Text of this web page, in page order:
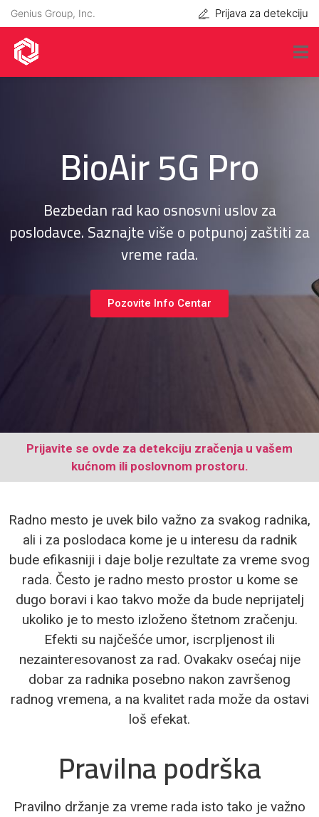
Genius Group, Inc. Prijava za detekciju
BioAir 5G Pro
Bezbedan rad kao osnosvni uslov za
poslodavce. Saznajte više o potpunoj zaštiti za
vreme rada.
Pozovite Info Centar
Prijavite se ovde za detekciju zračenja u vašem
kućnom ili poslovnom prostoru.
Radno mesto je uvek bilo važno za svakog radnika,
ali i za poslodaca kome je u interesu da radnik
bude efikasniji i daje bolje rezultate za vreme svog
rada. Često je radno mesto prostor u kome se
dugo boravi i kao takvo može da bude neprijatelj
ukoliko je to mesto izloženo štetnom zračenju.
Efekti su najčešće umor, iscrpljenost ili
nezainteresovanost za rad. Ovakakv osećaj nije
dobar za radnika posebno nakon završenog
radnog vremena, a na kvalitet rada može da ostavi
loš efekat.
Pravilna podrška
Pravilno držanje za vreme rada isto tako je važno